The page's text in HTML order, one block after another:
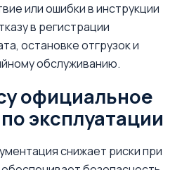
или ошибки в инструкции
в регистрации
остановке отгрузок и
обслуживанию.
официальное
эксплуатации
снижает риски при